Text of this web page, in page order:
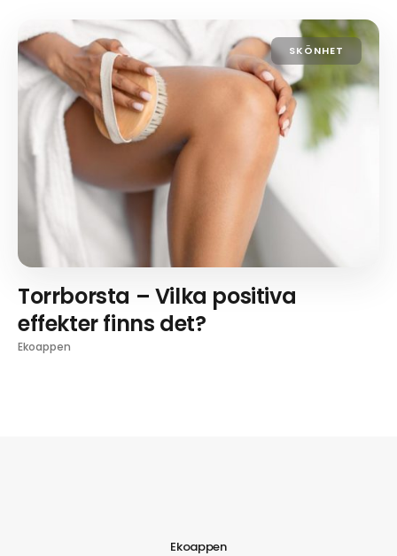
SKÖNHET
Torrborsta – Vilka positiva
effekter finns det?
Ekoappen
Ekoappen